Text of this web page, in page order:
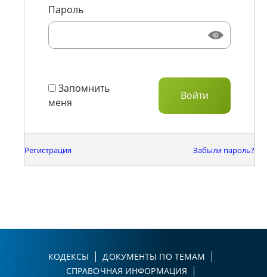
Пароль
Запомнить
меня
Регистрация Забыли пароль?
КОДЕКСЫ
ДОКУМЕНТЫ ПО ТЕМАМ
СПРАВОЧНАЯ ИНФОРМАЦИЯ